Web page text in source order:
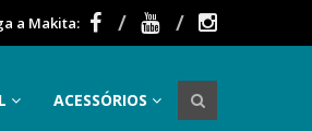
a Makita:
ACESSÓRIOS